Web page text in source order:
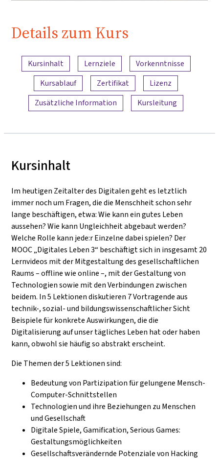
Details zum Kurs
Inhaltsübersicht
Kursinhalt Lernziele
Vorkenntnisse
Kursablauf
Zertifikat
Lizenz
Zusätzliche Information
Kursleitung
Kursinhalt
Im heutigen Zeitalter des Digitalen geht es letztlich
immer noch um Fragen, die die Menschheit schon sehr
lange beschäftigen, etwa: Wie kann ein gutes Leben
aussehen? Wie kann Ungleichheit abgebaut werden?
Welche Rolle kann jede:r Einzelne dabei spielen? Der
MOOC „Digitales Leben 3“ beschäftigt sich in insgesamt 20
Lernvideos mit der Mitgestaltung des gesellschaftlichen
Raums – offline wie online –, mit der Gestaltung von
Technologien sowie mit den Verbindungen zwischen
beidem. In 5 Lektionen diskutieren 7 Vortragende aus
technik-, sozial- und bildungswissenschaftlicher Sicht
Beispiele für konkrete Auswirkungen, die die
Digitalisierung auf unser tägliches Leben hat oder haben
kann, obwohl sie häufig so abstrakt erscheint.
Die Themen der 5 Lektionen sind:
Bedeutung von Partizipation für gelungene Mensch-
Computer-Schnittstellen
Technologien und ihre Beziehungen zu Menschen
und Gesellschaft
Digitale Spiele, Gamification, Serious Games:
Gestaltungsmöglichkeiten
Gesellschaftsverändernde Potenziale von Hacking